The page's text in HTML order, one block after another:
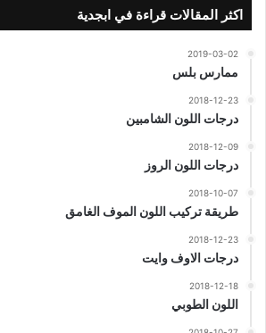
اكثر المقالات قراءة في ابجدية
2019-03-02
ممارس بلس
2018-12-23
درجات اللون الشامبين
2018-12-09
درجات اللون الروز
2018-10-07
طريقة تركيب اللون الموف الغامق
2018-12-23
درجات الاوف وايت
2018-12-18
اللون الطوبي